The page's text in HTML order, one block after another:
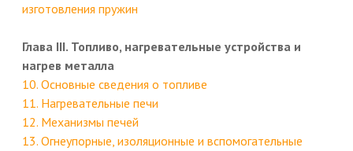
изготовления пружин
Глава III. Топливо, нагревательные устройства и
нагрев металла
10. Основные сведения о топливе
11. Нагревательные печи
12. Механизмы печей
13. Огнеупорные, изоляционные и вспомогательные